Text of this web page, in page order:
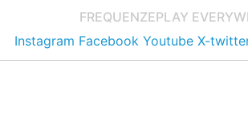
FREQUENZEPLAY
Instagram Facebook Youtube X-